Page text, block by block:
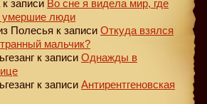
к записи Во сне я видела мир, где
умершие люди
Полесья к записи Откуда взялся
мальчик?
к записи Однажды в
к записи Антирентгеновская